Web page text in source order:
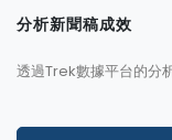
分析新聞稿成效
透過Trek數據平台的分